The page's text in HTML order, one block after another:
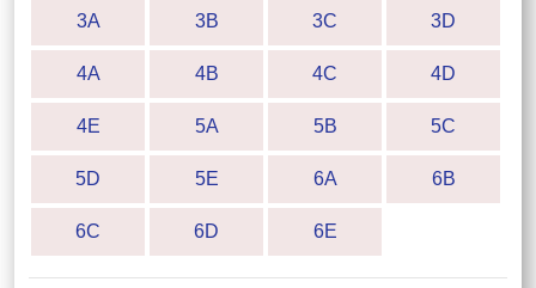
3A 3B 3C 3D
4A 4B 4C 4D
4E 5A 5B 5C
5D 5E 6A 6B
6C 6D 6E